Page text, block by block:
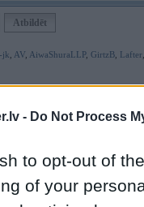
- Do Not Process
to opt-out of
of your
Atbildēt
jk AV AiwaShuraLLP, GirtzB Lafter
un nav saistīts ar